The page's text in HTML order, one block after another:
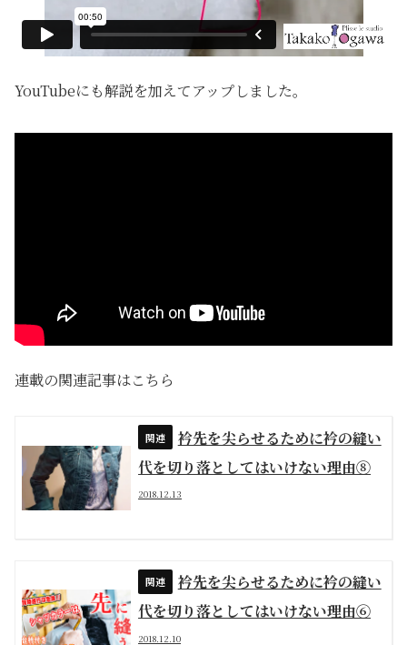
YouTubeにも解説を加えてアップしました。
連載の関連記事はこちら
衿先を尖らせるために衿の縫い
代を切り落としてはいけない理由⑧
2018.12.13
衿先を尖らせるために衿の縫い
代を切り落としてはいけない理由⑥
2018.12.10